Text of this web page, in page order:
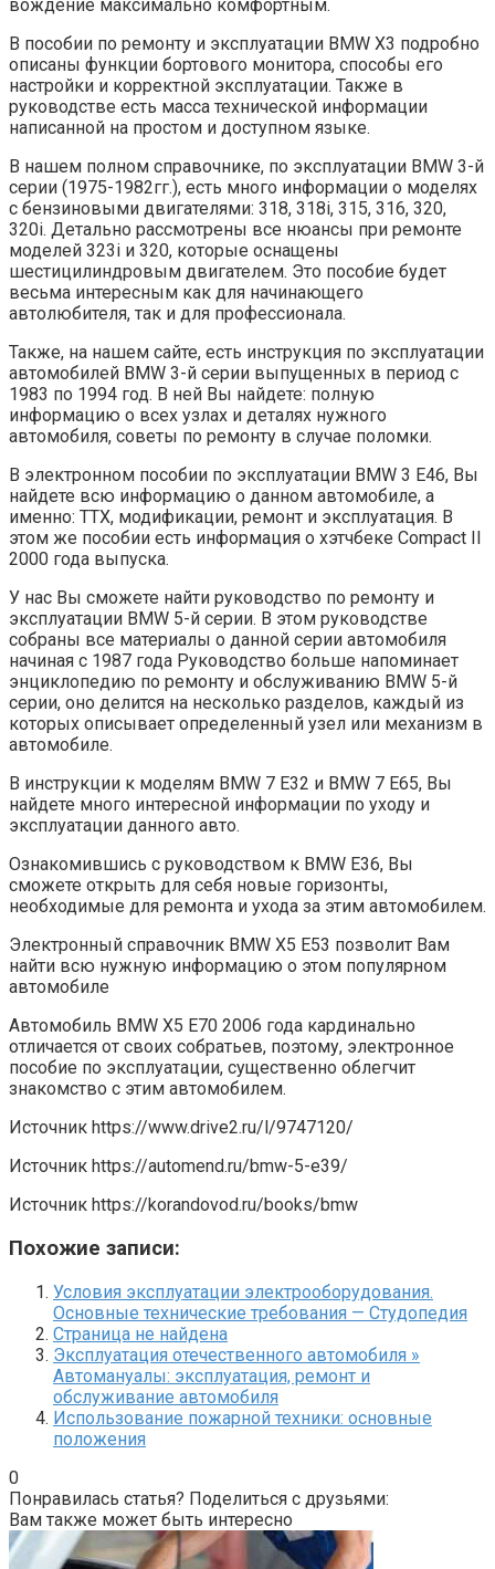
вождение максимально комфортным.
В пособии по ремонту и эксплуатации BMW X3 подробно
описаны функции бортового монитора, способы его
настройки и корректной эксплуатации. Также в
руководстве есть масса технической информации
написанной на простом и доступном языке.
В нашем полном справочнике, по эксплуатации BMW 3-й
серии (1975-1982гг.), есть много информации о моделях
с бензиновыми двигателями: 318, 318i, 315, 316, 320,
320i. Детально рассмотрены все нюансы при ремонте
моделей 323i и 320, которые оснащены
шестицилиндровым двигателем. Это пособие будет
весьма интересным как для начинающего
автолюбителя, так и для профессионала.
Также, на нашем сайте, есть инструкция по эксплуатации
автомобилей BMW 3-й серии выпущенных в период с
1983 по 1994 год. В ней Вы найдете: полную
информацию о всех узлах и деталях нужного
автомобиля, советы по ремонту в случае поломки.
В электронном пособии по эксплуатации BMW 3 E46, Вы
найдете всю информацию о данном автомобиле, а
именно: ТТХ, модификации, ремонт и эксплуатация. В
этом же пособии есть информация о хэтчбеке Compact II
2000 года выпуска.
У нас Вы сможете найти руководство по ремонту и
эксплуатации BMW 5-й серии. В этом руководстве
собраны все материалы о данной серии автомобиля
начиная с 1987 года Руководство больше напоминает
энциклопедию по ремонту и обслуживанию BMW 5-й
серии, оно делится на несколько разделов, каждый из
которых описывает определенный узел или механизм в
автомобиле.
В инструкции к моделям BMW 7 E32 и BMW 7 E65, Вы
найдете много интересной информации по уходу и
эксплуатации данного авто.
Ознакомившись с руководством к BMW E36, Вы
сможете открыть для себя новые горизонты,
необходимые для ремонта и ухода за этим автомобилем.
Электронный справочник BMW X5 E53 позволит Вам
найти всю нужную информацию о этом популярном
автомобиле
Автомобиль BMW X5 E70 2006 года кардинально
отличается от своих собратьев, поэтому, электронное
пособие по эксплуатации, существенно облегчит
знакомство с этим автомобилем.
Источник https://www.drive2.ru/l/9747120/
Источник https://automend.ru/bmw-5-e39/
Источник https://korandovod.ru/books/bmw
Похожие записи:
Условия эксплуатации электрооборудования.
Основные технические требования — Студопедия
Страница не найдена
Эксплуатация отечественного автомобиля »
Автомануалы: эксплуатация, ремонт и
обслуживание автомобиля
Использование пожарной техники: основные
положения
0
Понравилась статья? Поделиться с друзьями:
Вам также может быть интересно